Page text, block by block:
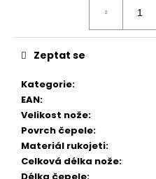
Kategorie:
EAN:
Velikost nože:
Povrch čepele:
Materiál rukojeti:
Celková délka nože:
Délka čepele:
Zeptat se
DEEJO
TATTOO
37G
EBONY
WOOD
750
Kč